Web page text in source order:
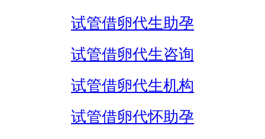
试管借卵代生助孕
试管借卵代生咨询
试管借卵代生机构
试管借卵代怀助孕